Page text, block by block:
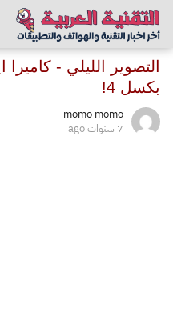
بكسل 4!
momo momo
7 سنوات ago